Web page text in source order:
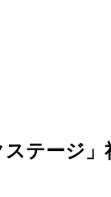
テージ